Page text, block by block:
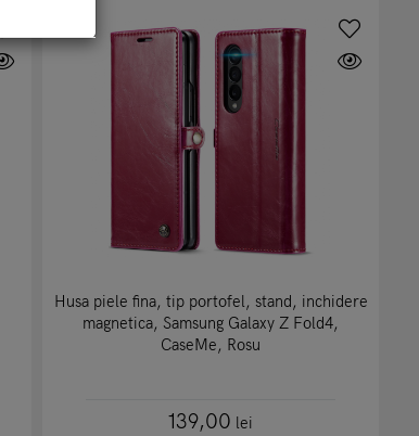
Husa piele fina, tip portofel, stand, inchidere
magnetica, Samsung Galaxy Z Fold4,
CaseMe, Rosu
139,00 lei